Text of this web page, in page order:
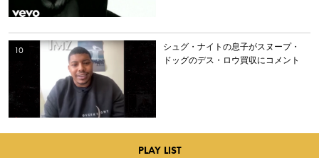
シュグ・ナイトの息子がスヌープ・
ドッグのデス・ロウ買収にコメント
PLAY LIST